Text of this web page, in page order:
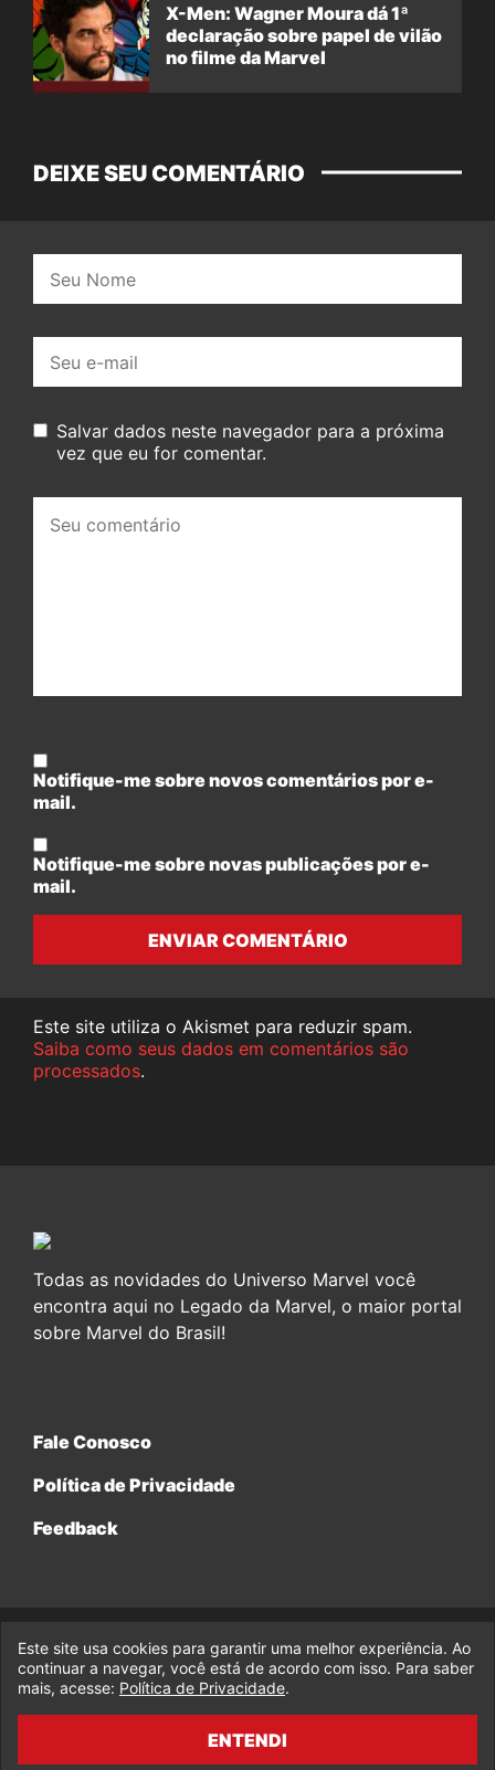
X-Men: Wagner Moura dá 1ª
declaração sobre papel de vilão
no filme da Marvel
DEIXE SEU COMENTÁRIO
mail:
Salvar dados neste navegador para a próxima
vez que eu for comentar.
comentário:
Notifique-me sobre novos comentários por e-
mail.
Notifique-me sobre novas publicações por e-
mail.
ENVIAR COMENTÁRIO
Este site utiliza o Akismet para reduzir spam.
Saiba como seus dados em comentários são
processados.
Todas as novidades do Universo Marvel você
encontra aqui no Legado da Marvel, o maior portal
sobre Marvel do Brasil!
Fale Conosco
Política de Privacidade
Feedback
© 2017-2026 Legado da Marvel, uma empresa da Legado
Enterprises.
fabiolobo
Este site usa cookies para garantir uma melhor experiência. Ao
continuar a navegar, você está de acordo com isso. Para saber
mais, acesse: Política de Privacidade.
ENTENDI